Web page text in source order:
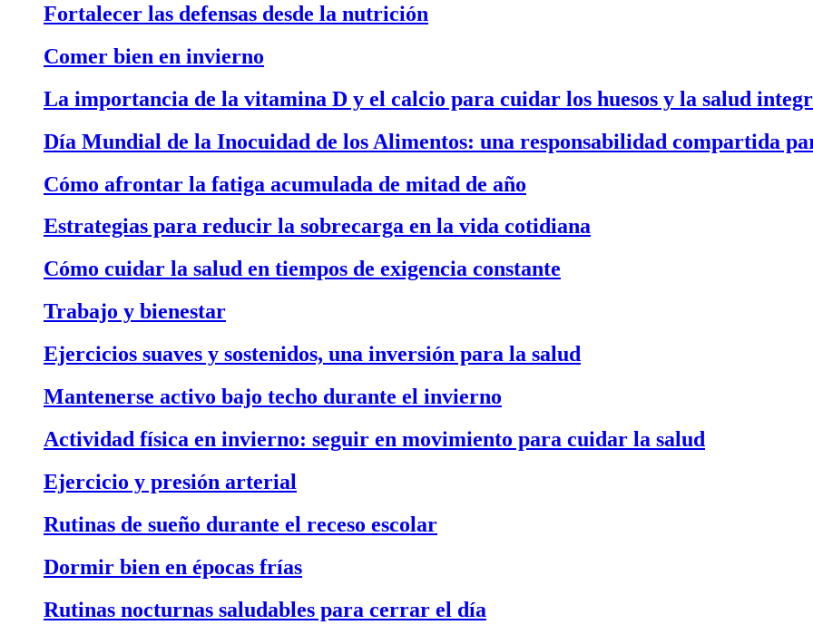
Fortalecer las defensas desde la nutrición
Comer bien en invierno
La importancia de la vitamina D y el calcio para cuidar los huesos y la salud
Día Mundial de la Inocuidad de los Alimentos: una responsabilidad compartida
Cómo afrontar la fatiga acumulada de mitad de año
Estrategias para reducir la sobrecarga en la vida cotidiana
Cómo cuidar la salud en tiempos de exigencia constante
Trabajo y bienestar
Ejercicios suaves y sostenidos, una inversión para la salud
Mantenerse activo bajo techo durante el invierno
Actividad física en invierno: seguir en movimiento para cuidar la salud
Ejercicio y presión arterial
Rutinas de sueño durante el receso escolar
Dormir bien en épocas frías
Rutinas nocturnas saludables para cerrar el día